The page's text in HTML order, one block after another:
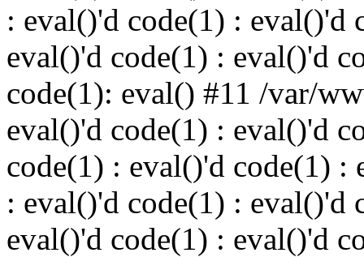
: eval()'d code(1) : eval()'d
eval()'d code(1) : eval()'d
code(1): eval() #11 /var/
eval()'d code(1) : eval()'d
code(1) : eval()'d code(1) :
: eval()'d code(1) : eval()'d
eval()'d code(1) : eval()'d